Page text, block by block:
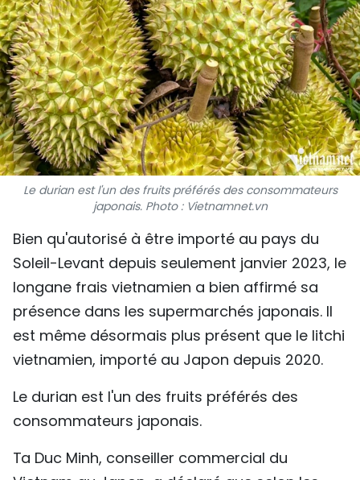
ENVIRONNEMENT
SPORT
FRANCOPHONIE
PAYS NATAL
INTERNATIONAL
INFOGRAPHIE
PHOTO
VIDÉO
À PROPOS DU "PEUPLE"
TIẾNG VIỆT
ENGLISH
Le durian est l'un des fruits préférés des consommateurs
japonais. Photo : Vietnamnet.vn
Bien qu'autorisé à être importé au pays du
Soleil-Levant depuis seulement janvier 2023, le
longane frais vietnamien a bien affirmé sa
présence dans les supermarchés japonais. Il
est même désormais plus présent que le litchi
vietnamien, importé au Japon depuis 2020.
Le durian est l'un des fruits préférés des
consommateurs japonais.
Ta Duc Minh, conseiller commercial du